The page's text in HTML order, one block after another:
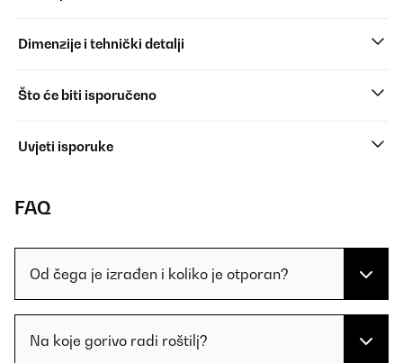
Dimenzije i tehnički detalji
Što će biti isporučeno
Uvjeti isporuke
FAQ
Od čega je izrađen i koliko je otporan?
Na koje gorivo radi roštilj?